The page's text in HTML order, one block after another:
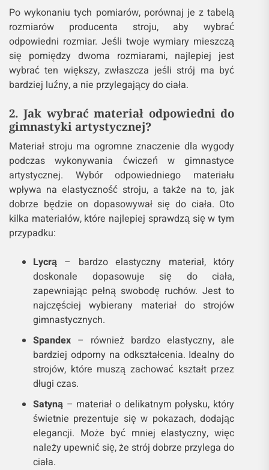
Po wykonaniu tych pomiarów, porównaj je z tabelą
rozmiarów producenta stroju, aby wybrać
odpowiedni rozmiar. Jeśli twoje wymiary mieszczą
się pomiędzy dwoma rozmiarami, najlepiej jest
wybrać ten większy, zwłaszcza jeśli strój ma być
bardziej luźny, a nie przylegający do ciała.
2. Jak wybrać materiał odpowiedni do
gimnastyki artystycznej?
Materiał stroju ma ogromne znaczenie dla wygody
podczas wykonywania ćwiczeń w gimnastyce
artystycznej. Wybór odpowiedniego materiału
wpływa na elastyczność stroju, a także na to, jak
dobrze będzie on dopasowywał się do ciała. Oto
kilka materiałów, które najlepiej sprawdzą się w tym
przypadku:
Lycrą – bardzo elastyczny materiał, który
doskonale dopasowuje się do ciała,
zapewniając pełną swobodę ruchów. Jest to
najczęściej wybierany materiał do strojów
gimnastycznych.
Spandex – również bardzo elastyczny, ale
bardziej odporny na odkształcenia. Idealny do
strojów, które muszą zachować kształt przez
długi czas.
Satyną – materiał o delikatnym połysku, który
świetnie prezentuje się w pokazach, dodając
elegancji. Może być mniej elastyczny, więc
należy upewnić się, że strój dobrze przylega do
ciała.